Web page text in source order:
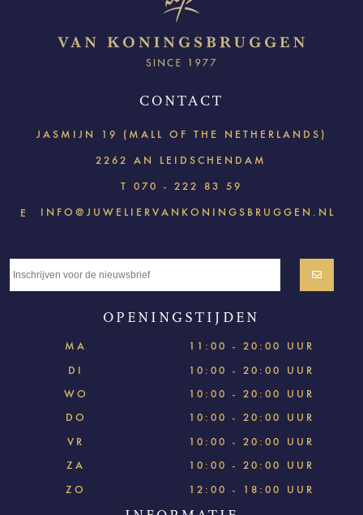
CONTACT
JASMIJN 19 (MALL OF THE NETHERLANDS)
2262 AN LEIDSCHENDAM
T 070 - 222 83 59
E INFO@JUWELIERVANKONINGSBRUGGEN.NL
OPENINGSTIJDEN
MA
11:00 - 20:00 UUR
DI
10:00 - 20:00 UUR
WO
10:00 - 20:00 UUR
DO
10:00 - 20:00 UUR
VR
10:00 - 20:00 UUR
ZA
10:00 - 20:00 UUR
ZO
12:00 - 18:00 UUR